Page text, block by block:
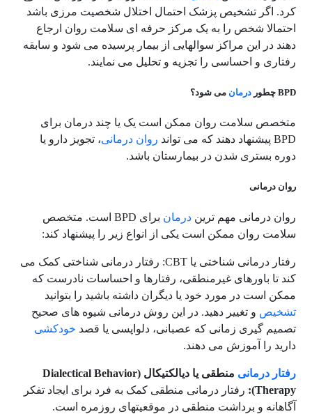
کرد. اگر تشخیص پزشک احتمال اختلال شخصیت مرزی باشد
احتمالا شخص را به یک مرکز حرفه ای سلامت روان ارجاع
دهند در این مراکز سوالهایی از بیمار پرسیده می شود و سابقه
رفتاری و احساسی را تجزیه و تحلیل می نمایند.
BPD چطور درمان می شود؟
متخصص سلامت روان ممکن است یک یا چند درمان برای
BPD پیشنهاد دهند که می تواند
روان درمانی، تجویز دارو یا
دوره بستری شدن در بیمارستان باشد.
روان درمانی
روان درمانی مهم ترین درمان
برای BPD است. متخصص
سلامت روان ممکن است یکی از انواع زیر را پیشنهاد کند:
رفتار درمانی شناختی یا CBT: رفتار درمانی شناختی کمک می
کند تا باورهای غیرمنطقی، رفتارها و احساسات نادرست که
ممکن است در مورد خود یا دیگران داشته باشید را بتوانید
تشخیص و تغییر دهید. در این روش درمانی شیوه های صحیح
تصمیم گیری زمانی که عصبانی، دلواپسی یا قصد خودکشی
دارید را آموزش می دهند.
رفتار درمانی
منطقی یا ديالکتيکال (Dialectical Behavior
Therapy):
رفتار درمانی منطقی کمک به فرد برای ايجاد تفکر
آگاهانه و برداشت منطقی در موقعيتهای روزمره است.